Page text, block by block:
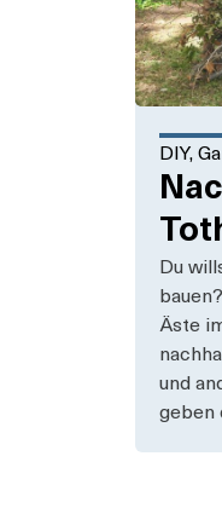
DIY,
Du
Äste
und
geben